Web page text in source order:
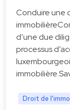
Conduire une
d’une due
processus
Droit de